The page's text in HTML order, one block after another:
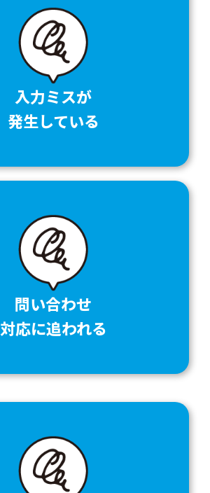
入力ミスが
発生している
問い合わせ
対応に追われる